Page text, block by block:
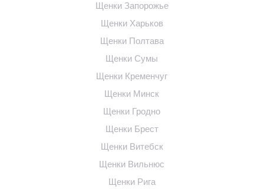
Щенки Запорожье
Щенки Харьков
Щенки Полтава
Щенки Сумы
Щенки Кременчуг
Щенки Минск
Щенки Гродно
Щенки Брест
Щенки Витебск
Щенки Вильнюс
Щенки Рига